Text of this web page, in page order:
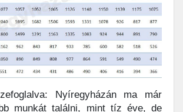
Nyíregyházán ma már
munkát találni, mint tíz éve, de